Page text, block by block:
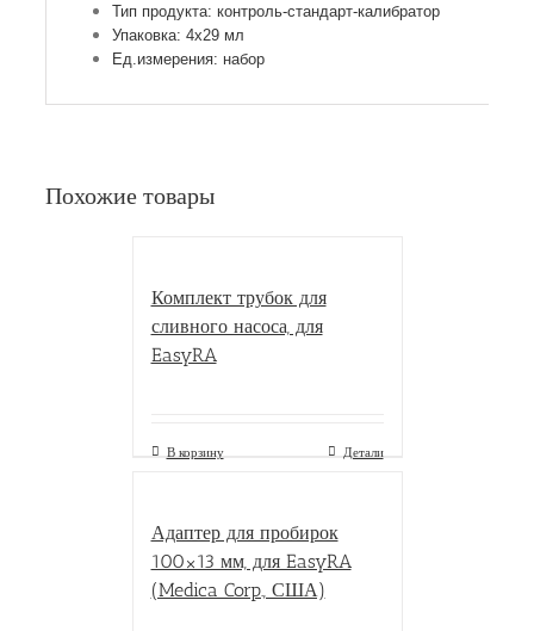
Тип продукта: контроль-стандарт-калибратор
Упаковка: 4х29 мл
Ед.измерения: набор
Похожие товары
Комплект трубок для
сливного насоса, для
EasyRA
В корзину Детали
Адаптер для пробирок
100×13 мм, для EasyRA
(Medica Corp., США)